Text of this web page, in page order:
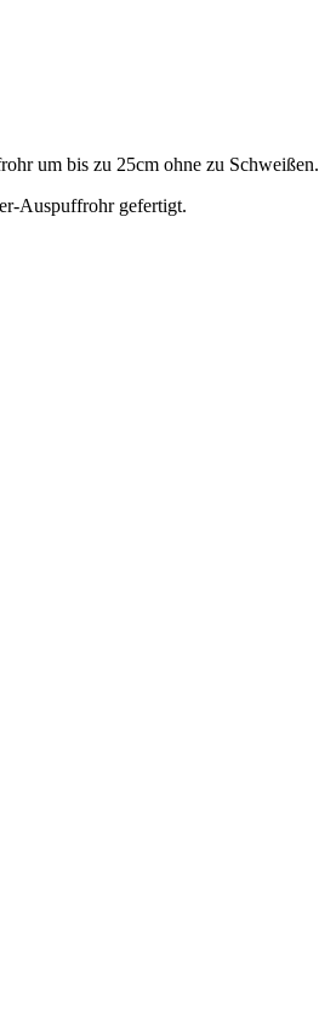
um bis zu 25cm ohne zu Schweißen.
Auspuffrohr gefertigt.